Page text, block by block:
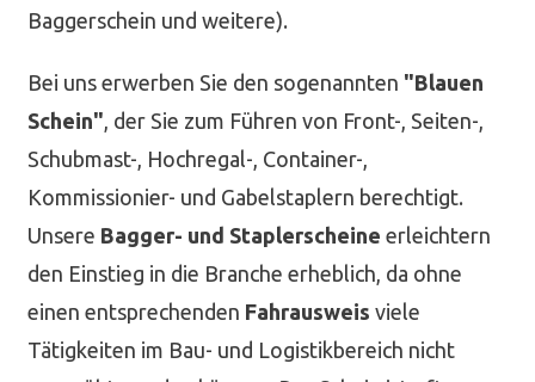
Baggerschein und weitere).
Bei uns erwerben Sie den sogenannten "Blauen
Schein" , der Sie zum Führen von Front-, Seiten-,
Schubmast-, Hochregal-, Container-,
Kommissionier- und Gabelstaplern berechtigt.
Unsere Bagger- und Staplerscheine erleichtern
den Einstieg in die Branche erheblich, da ohne
einen entsprechenden Fahrausweis viele
Tätigkeiten im Bau- und Logistikbereich nicht